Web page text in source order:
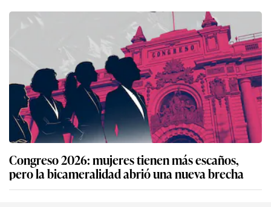
Congreso 2026: mujeres tienen más escaños,
pero la bicameralidad abrió una nueva brecha